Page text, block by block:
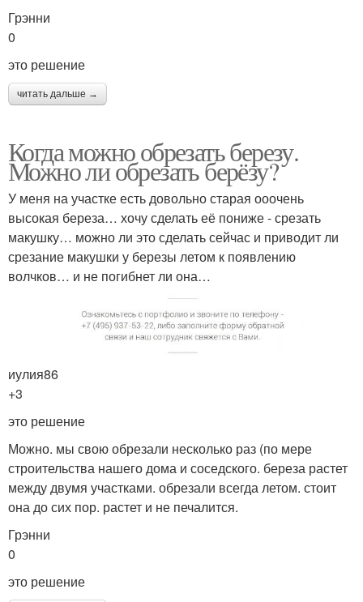
Грэнни
0
это решение
читать дальше →
Когда можно обрезать березу.
Можно ли обрезать берёзу?
У меня на участке есть довольно старая ооочень
высокая береза… хочу сделать её пониже - срезать
макушку… можно ли это сделать сейчас и приводит ли
срезание макушки у березы летом к появлению
волчков… и не погибнет ли она…
иулия86
+3
это решение
Можно. мы свою обрезали несколько раз (по мере
строительства нашего дома и соседского. береза растет
между двумя участками. обрезали всегда летом. стоит
она до сих пор. растет и не печалится.
Грэнни
0
это решение